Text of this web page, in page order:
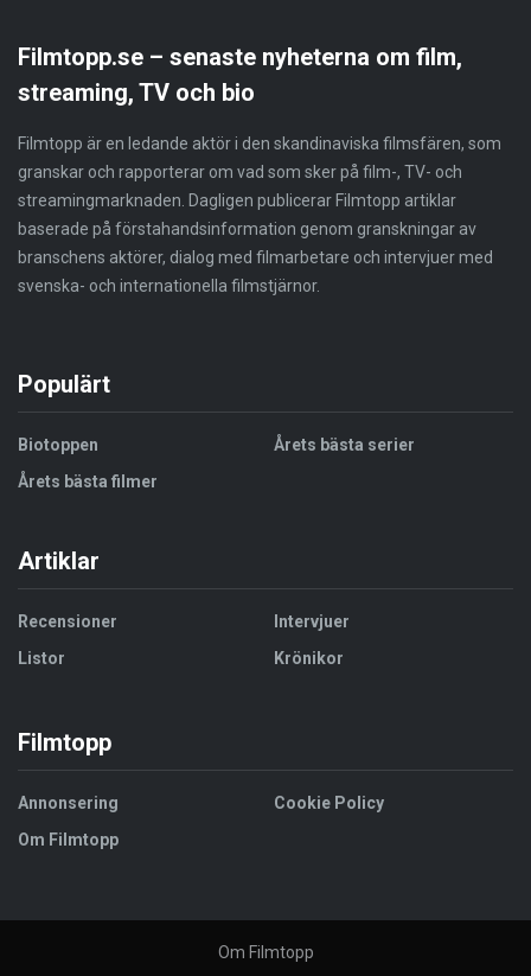
Filmtopp.se – senaste nyheterna om film,
streaming, TV och bio
Filmtopp är en ledande aktör i den skandinaviska filmsfären, som
granskar och rapporterar om vad som sker på film-, TV- och
streamingmarknaden. Dagligen publicerar Filmtopp artiklar
baserade på förstahandsinformation genom granskningar av
branschens aktörer, dialog med filmarbetare och intervjuer med
svenska- och internationella filmstjärnor.
Populärt
Biotoppen
Årets bästa filmer
Årets bästa serier
Artiklar
Recensioner
Listor
Intervjuer
Krönikor
Filmtopp
Annonsering
Om Filmtopp
Cookie Policy
Om Filmtopp